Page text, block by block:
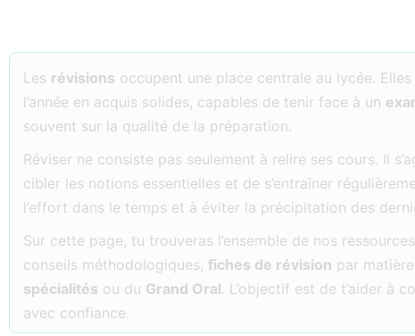
Les révisions occupent une place centrale au lycée.
l’année en acquis solides, capables de tenir face à un
souvent sur la qualité de la préparation.
Réviser ne consiste pas seulement à relire ses cours. Il
cibler les notions essentielles et de s’entraîner
l’effort dans le temps et à éviter la précipitation des
Sur cette page, tu trouveras l’ensemble de nos
conseils méthodologiques, fiches de révision par
spécialités ou du Grand Oral. L’objectif est de t’aider à
avec confiance.